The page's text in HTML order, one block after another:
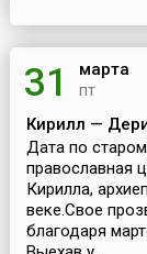
31 марта
пт
Кирилл —
Дата по
православная
Кирилла,
веке.Свое
благодаря